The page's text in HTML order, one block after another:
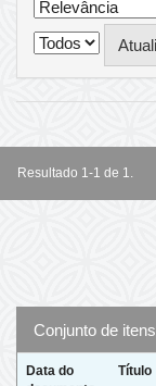
Resultado 1-1 de 1.
Conjunto de
Data do
Título